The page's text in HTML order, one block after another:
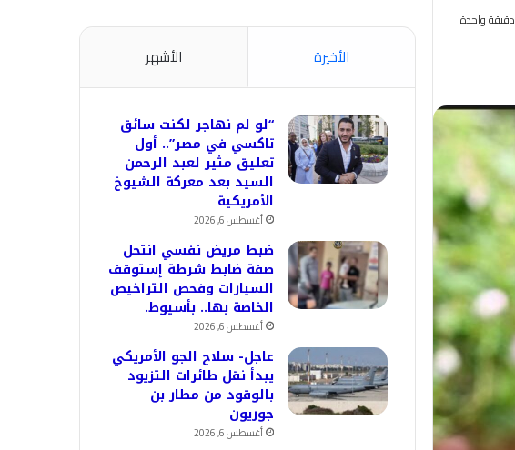
دقيقة واحدة
الأخيرة الأشهر
“لو لم نهاجر لكنت سائق
تاكسي في مصر”.. أول
تعليق مثير لعبد الرحمن
السيد بعد معركة الشيوخ
الأمريكية
أغسطس 6, 2026
ضبط مريض نفسي انتحل
صفة ضابط شرطة إستوقف
السيارات وفحص التراخيص
الخاصة بها.. بأسيوط.
أغسطس 6, 2026
عاجل- سلاح الجو الأمريكي
يبدأ نقل طائرات التزيود
بالوقود من مطار بن
جوريون
أغسطس 6, 2026